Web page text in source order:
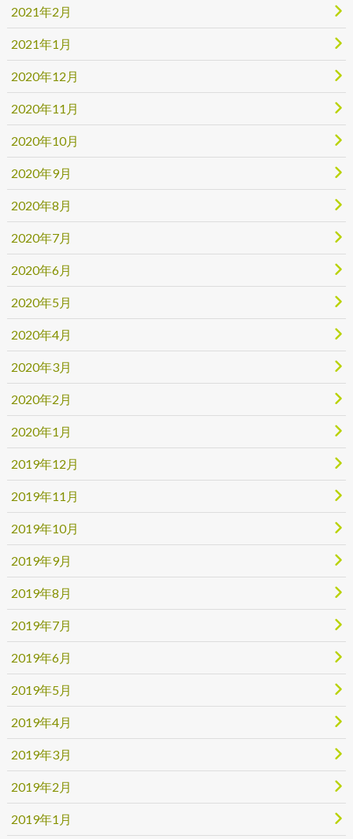
2021年2月
2021年1月
2020年12月
2020年11月
2020年10月
2020年9月
2020年8月
2020年7月
2020年6月
2020年5月
2020年4月
2020年3月
2020年2月
2020年1月
2019年12月
2019年11月
2019年10月
2019年9月
2019年8月
2019年7月
2019年6月
2019年5月
2019年4月
2019年3月
2019年2月
2019年1月